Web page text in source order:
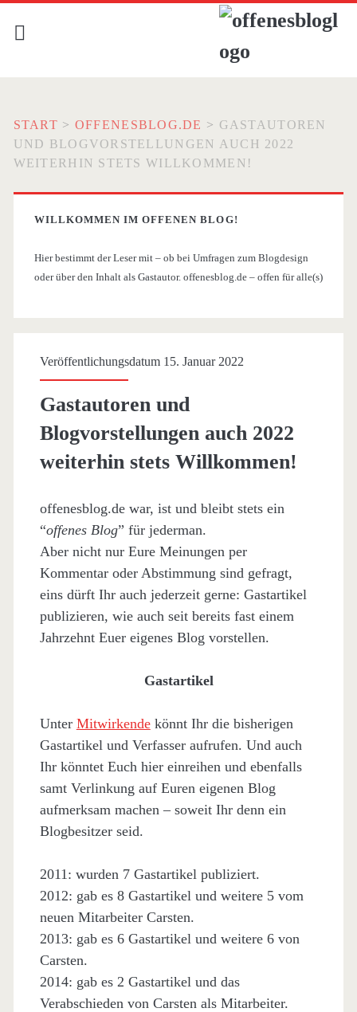
START > OFFENESBLOG.DE > GASTAUTOREN
UND BLOGVORSTELLUNGEN AUCH 2022
WEITERHIN STETS WILLKOMMEN!
WILLKOMMEN IM OFFENEN BLOG!
Hier bestimmt der Leser mit – ob bei Umfragen zum Blogdesign
oder über den Inhalt als Gastautor. offenesblog.de – offen für alle(s)
Veröffentlichungsdatum 15. Januar 2022
Gastautoren und
Blogvorstellungen auch 2022
weiterhin stets Willkommen!
offenesblog.de war, ist und bleibt stets ein
“offenes Blog” für jederman.
Aber nicht nur Eure Meinungen per
Kommentar oder Abstimmung sind gefragt,
eins dürft Ihr auch jederzeit gerne: Gastartikel
publizieren, wie auch seit bereits fast einem
Jahrzehnt Euer eigenes Blog vorstellen.
Gastartikel
Unter Mitwirkendekönnt Ihr die bisherigen
Gastartikel und Verfasser aufrufen. Und auch
Ihr könntet Euch hier einreihen und ebenfalls
samt Verlinkung auf Euren eigenen Blog
aufmerksam machen – soweit Ihr denn ein
Blogbesitzer seid.
2011: wurden 7 Gastartikel publiziert.
2012: gab es 8 Gastartikel und weitere 5 vom
neuen Mitarbeiter Carsten.
2013: gab es 6 Gastartikel und weitere 6 von
Carsten.
2014: gab es 2 Gastartikel und das
Verabschieden von Carsten als Mitarbeiter.